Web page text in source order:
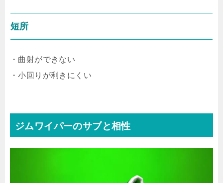
短所
・曲射ができない
・小回りが利きにくい
ジムワイパーのサブと相性